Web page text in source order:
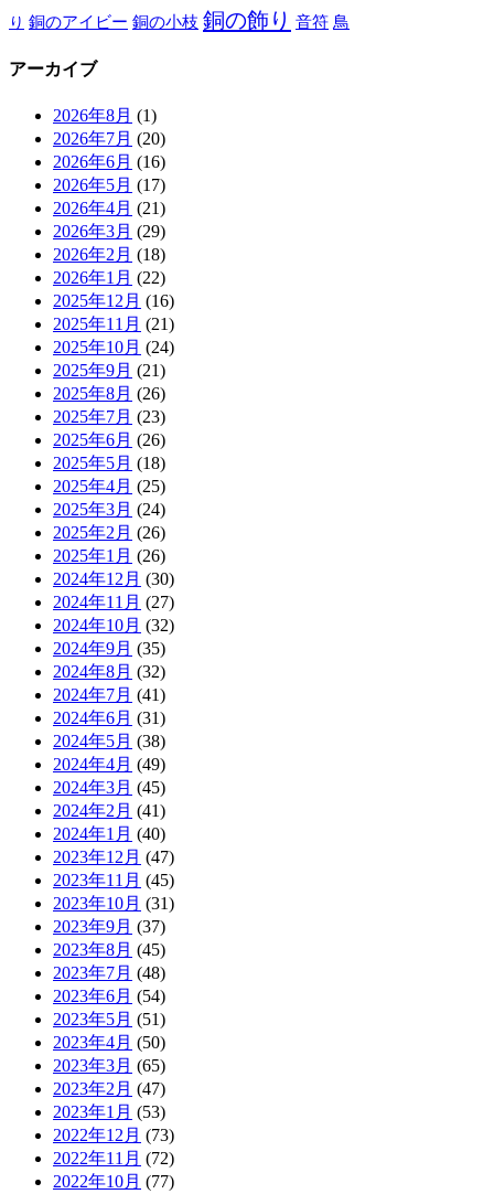
り 銅のアイビー 銅の小枝 銅の飾り 音符 鳥
アーカイブ
2026年8月 (1)
2026年7月 (20)
2026年6月 (16)
2026年5月 (17)
2026年4月 (21)
2026年3月 (29)
2026年2月 (18)
2026年1月 (22)
2025年12月 (16)
2025年11月 (21)
2025年10月 (24)
2025年9月 (21)
2025年8月 (26)
2025年7月 (23)
2025年6月 (26)
2025年5月 (18)
2025年4月 (25)
2025年3月 (24)
2025年2月 (26)
2025年1月 (26)
2024年12月 (30)
2024年11月 (27)
2024年10月 (32)
2024年9月 (35)
2024年8月 (32)
2024年7月 (41)
2024年6月 (31)
2024年5月 (38)
2024年4月 (49)
2024年3月 (45)
2024年2月 (41)
2024年1月 (40)
2023年12月 (47)
2023年11月 (45)
2023年10月 (31)
2023年9月 (37)
2023年8月 (45)
2023年7月 (48)
2023年6月 (54)
2023年5月 (51)
2023年4月 (50)
2023年3月 (65)
2023年2月 (47)
2023年1月 (53)
2022年12月 (73)
2022年11月 (72)
2022年10月 (77)